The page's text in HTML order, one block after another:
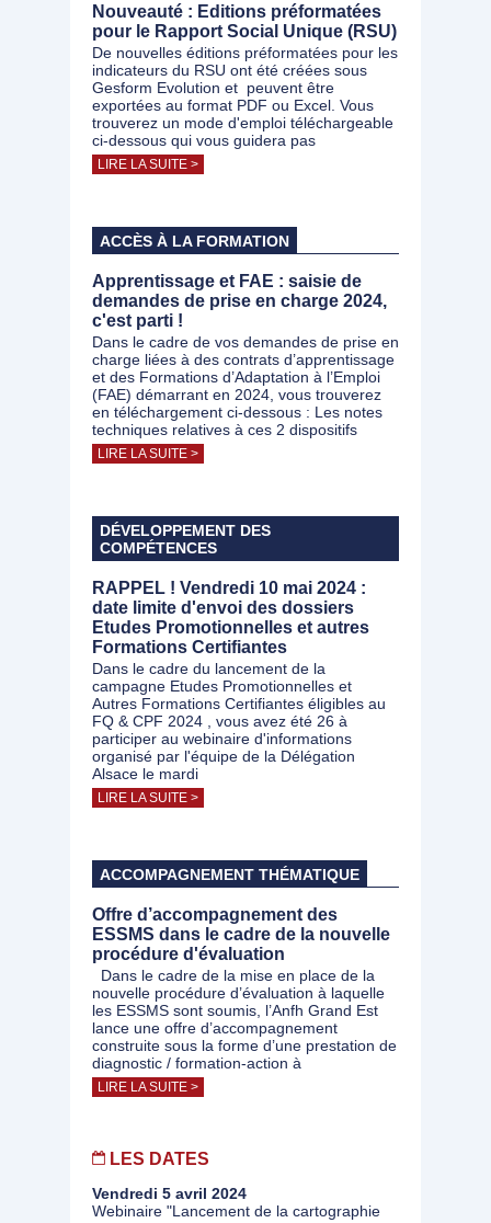
Nouveauté : Editions préformatées
pour le Rapport Social Unique (RSU)
De nouvelles éditions préformatées pour les
indicateurs du RSU ont été créées sous
Gesform Evolution et peuvent être
exportées au format PDF ou Excel. Vous
trouverez un mode d'emploi téléchargeable
ci-dessous qui vous guidera pas
LIRE LA SUITE >
ACCÈS À LA FORMATION
Apprentissage et FAE : saisie de
demandes de prise en charge 2024,
c'est parti !
Dans le cadre de vos demandes de prise en
charge liées à des contrats d’apprentissage
et des Formations d’Adaptation à l’Emploi
(FAE) démarrant en 2024, vous trouverez
en téléchargement ci-dessous : Les notes
techniques relatives à ces 2 dispositifs
LIRE LA SUITE >
DÉVELOPPEMENT DES
COMPÉTENCES
RAPPEL ! Vendredi 10 mai 2024 :
date limite d'envoi des dossiers
Etudes Promotionnelles et autres
Formations Certifiantes
Dans le cadre du lancement de la
campagne Etudes Promotionnelles et
Autres Formations Certifiantes éligibles au
FQ & CPF 2024 , vous avez été 26 à
participer au webinaire d'informations
organisé par l'équipe de la Délégation
Alsace le mardi
LIRE LA SUITE >
ACCOMPAGNEMENT THÉMATIQUE
Offre d’accompagnement des
ESSMS dans le cadre de la nouvelle
procédure d'évaluation
Dans le cadre de la mise en place de la
nouvelle procédure d’évaluation à laquelle
les ESSMS sont soumis, l’Anfh Grand Est
lance une offre d’accompagnement
construite sous la forme d’une prestation de
diagnostic / formation-action à
LIRE LA SUITE >
LES DATES
Vendredi 5 avril 2024
Webinaire "Lancement de la cartographie